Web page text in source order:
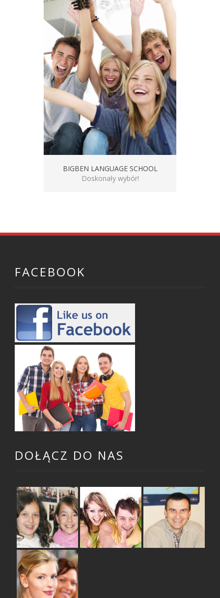
BIGBEN LANGUAGE SCHOOL
Doskonały wybór!
FACEBOOK
DOŁĄCZ DO NAS
ZAJĘCIA DLA
DZIECI
ZAJĘCIA DLA
MŁODZIEŻY
ZAJĘCIA DLA
DOROSŁYCH
SZKOLENIA
DLA FIRM